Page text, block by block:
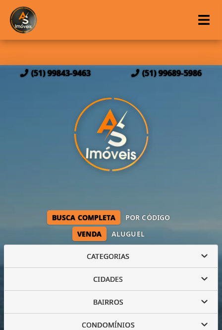
(51) 99843-9463 (51) 99689-5986
VENDA ALUGUEL
BUSCA COMPLETA POR CÓDIGO
CATEGORIAS
CIDADES
BAIRROS
CONDOMÍNIOS